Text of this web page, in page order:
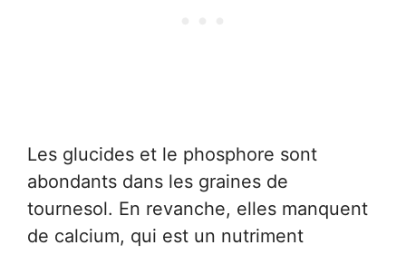
Les glucides et le phosphore sont
abondants dans les graines de
tournesol. En revanche, elles manquent
de calcium, qui est un nutriment